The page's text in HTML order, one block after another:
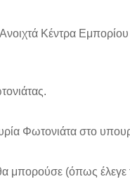
Κέντρα
Φωτονιάτα στο
μπορούσε (όπως έλεγε